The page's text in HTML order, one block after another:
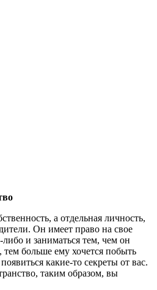
а отдельная личность,
Он имеет право на свое
либо и заниматься тем, чем он
тем больше ему хочется побыть
какие-то секреты от вас.
таким образом, вы